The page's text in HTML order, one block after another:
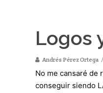
Logos
Andrés Pérez Ortega
No me cansaré de
conseguir siendo